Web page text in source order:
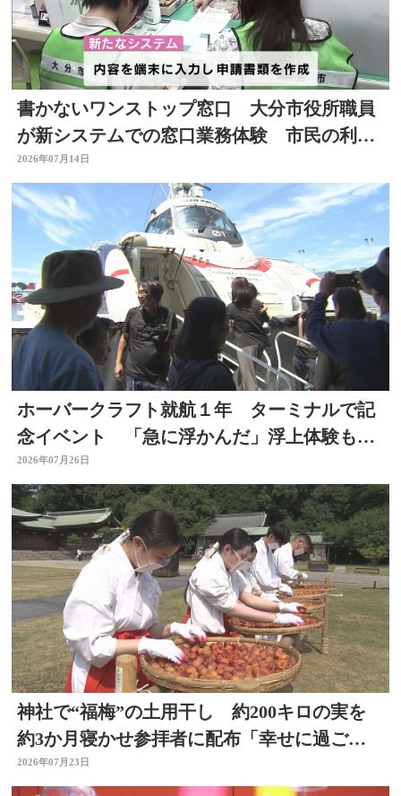
書かないワンストップ窓口 大分市役所職員
が新システムでの窓口業務体験 市民の利便
性向上と業務効率化へ
2026年07月14日
ホーバークラフト就航１年 ターミナルで記
念イベント 「急に浮かんだ」浮上体験も
大分
2026年07月26日
神社で“福梅”の土用干し 約200キロの実を
約3か月寝かせ参拝者に配布「幸せに過ごせ
るように」大分
2026年07月23日